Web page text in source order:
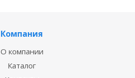
Компания
О компании
Каталог